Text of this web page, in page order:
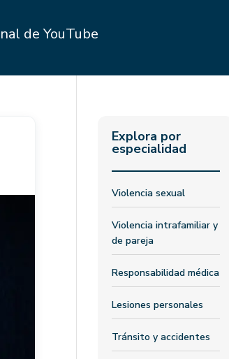
de YouTube
Explora por
especialidad
Violencia sexual
Violencia intrafamiliar y
de pareja
Responsabilidad médica
Lesiones personales
Tránsito y accidentes